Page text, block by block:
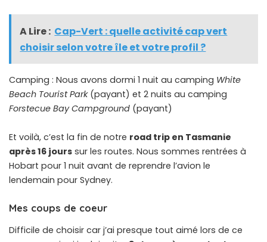
A Lire : Cap-Vert : quelle activité cap vert
choisir selon votre île et votre profil ?
Camping : Nous avons dormi 1 nuit au camping White
Beach Tourist Park(payant) et 2 nuits au camping
Forstecue Bay Campground (payant)
Et voilà, c’est la fin de notre road trip en Tasmanie
après 16 jours sur les routes. Nous sommes rentrées à
Hobart pour 1 nuit avant de reprendre l’avion le
lendemain pour Sydney.
Mes coups de coeur
Difficile de choisir car j’ai presque tout aimé lors de ce